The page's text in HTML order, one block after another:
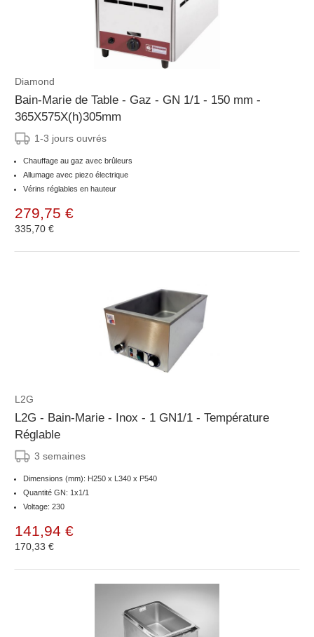
Diamond
Bain-Marie de Table - Gaz - GN 1/1 - 150 mm -
365X575X(h)305mm
1-3 jours ouvrés
Chauffage au gaz avec brûleurs
Allumage avec piezo électrique
Vérins réglables en hauteur
279,75 €
335,70 €
L2G
L2G - Bain-Marie - Inox - 1 GN1/1 - Température
Réglable
3 semaines
Dimensions (mm): H250 x L340 x P540
Quantité GN: 1x1/1
Voltage: 230
141,94 €
170,33 €